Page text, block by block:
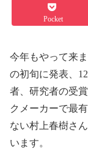
Pocket
今年もやって来
の初旬に発表、
者、研究者の受
クメーカーで最
ない村上春樹さ
います。